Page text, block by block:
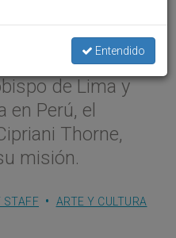
fueron
de Lima y
en Perú, el
Thorne,
misión.
STAFF ARTE Y CULTURA
Entendido